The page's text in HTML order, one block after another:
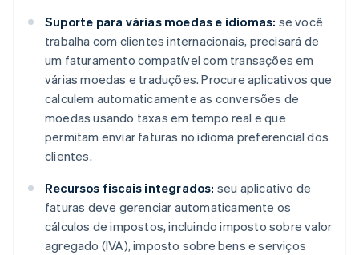
Suporte para várias moedas e idiomas: se você
trabalha com clientes internacionais, precisará de
um faturamento compatível com transações em
várias moedas e traduções. Procure aplicativos que
calculem automaticamente as conversões de
moedas usando taxas em tempo real e que
permitam enviar faturas no idioma preferencial dos
clientes.
Recursos fiscais integrados: seu aplicativo de
faturas deve gerenciar automaticamente os
cálculos de impostos, incluindo imposto sobre valor
agregado (IVA), imposto sobre bens e serviços